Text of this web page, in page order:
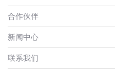
合作伙伴
新闻中心
联系我们